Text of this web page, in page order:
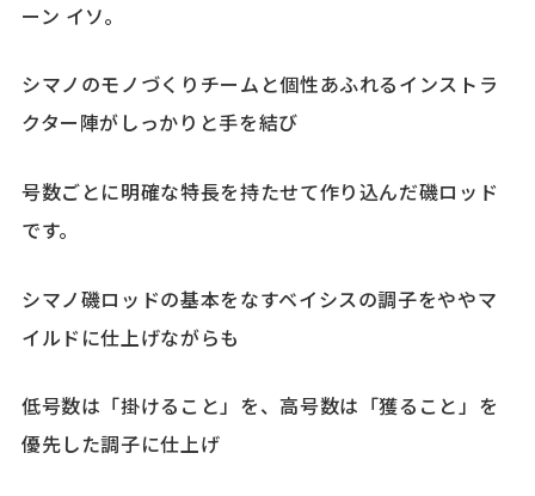
ーン イソ。
シマノのモノづくりチームと個性あふれるインストラ
クター陣がしっかりと手を結び
号数ごとに明確な特長を持たせて作り込んだ磯ロッド
です。
シマノ磯ロッドの基本をなすベイシスの調子をややマ
イルドに仕上げながらも
低号数は「掛けること」を、高号数は「獲ること」を
優先した調子に仕上げ